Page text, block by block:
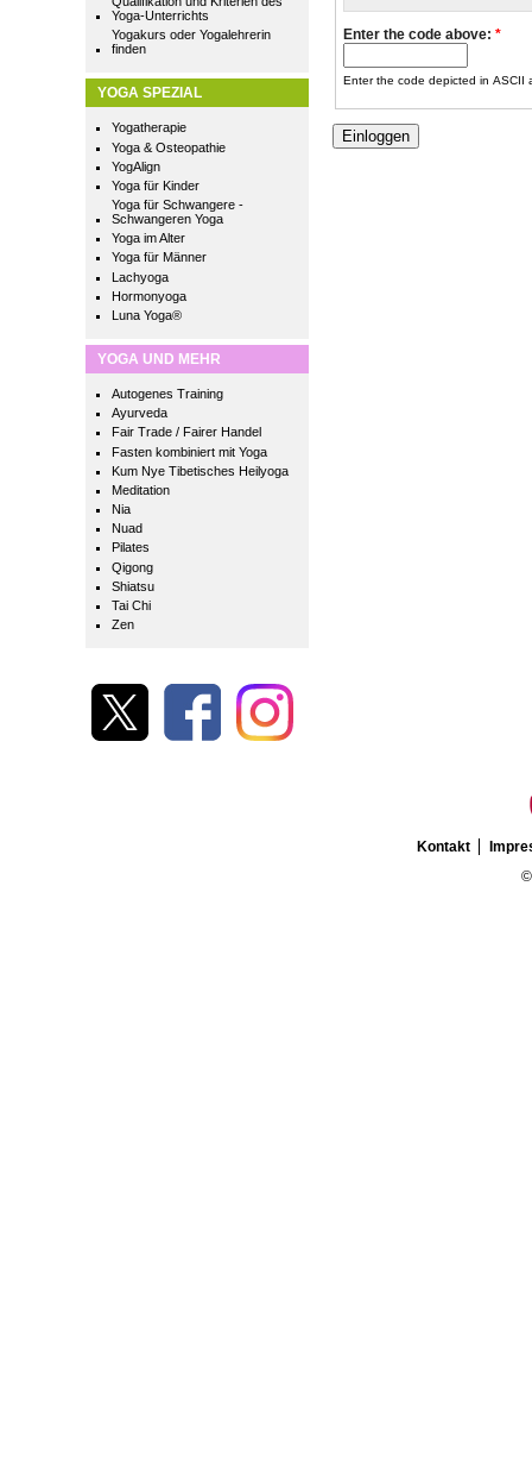
Yoga-Unterrichts
Yogakurs oder Yogalehrerin
finden
YOGA SPEZIAL
Yogatherapie
Yoga & Osteopathie
YogAlign
Yoga für Kinder
Yoga für Schwangere -
Schwangeren Yoga
Yoga im Alter
Yoga für Männer
Lachyoga
Hormonyoga
Luna Yoga®
YOGA UND MEHR
Autogenes Training
Ayurveda
Fair Trade / Fairer Handel
Fasten kombiniert mit Yoga
Kum Nye Tibetisches Heilyoga
Meditation
Nia
Nuad
Pilates
Qigong
Shiatsu
Tai Chi
Zen
Enter the code above: *
Enter the code depicted in ASCII
Kontakt
©